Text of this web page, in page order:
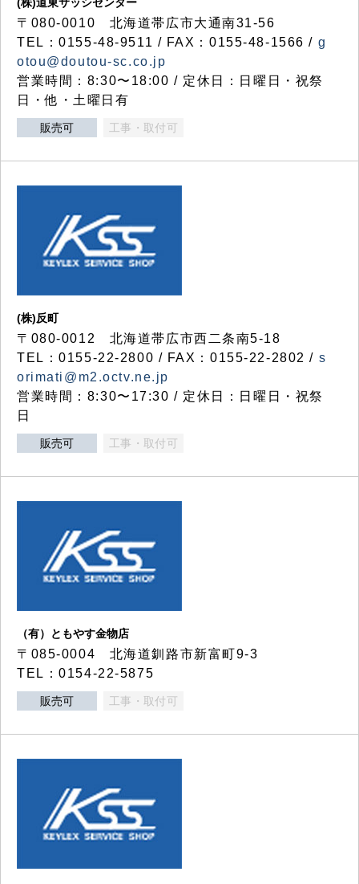
〒080-0010 北海道帯広市大通南31-56
TEL：0155-48-9511 / FAX：0155-48-1566 / g
otou@doutou-sc.co.jp
営業時間：8:30〜18:00 / 定休日：日曜日・祝祭
日・他・土曜日有
販売可 工事・取付可
(株)反町
〒080-0012 北海道帯広市西二条南5-18
TEL：0155-22-2800 / FAX：0155-22-2802 / s
orimati@m2.octv.ne.jp
営業時間：8:30〜17:30 / 定休日：日曜日・祝祭
日
販売可 工事・取付可
（有）ともやす金物店
〒085-0004 北海道釧路市新富町9-3
TEL：0154-22-5875
販売可 工事・取付可